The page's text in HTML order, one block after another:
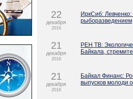
22
декабря
2016
ИркСиб:
рыборазведением
21
декабря
2016
РЕН ТВ:
Байкала,
21
декабря
2016
Байкал Финанс:
выпусков молоди